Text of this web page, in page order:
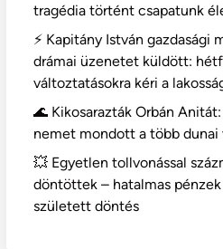
tragédia történt csapatunk
⚡ Kapitány István gazdasági
drámai üzenetet küldött:
változtatásokra kéri a
🌊 Kikosarazták Orbán
nemet mondott a több dunai
💥 Egyetlen tollvonással
döntöttek – hatalmas pénzek
született döntés